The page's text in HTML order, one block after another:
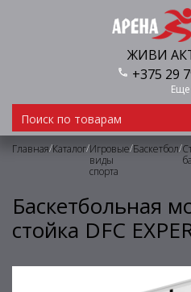
ЖИВИ
+375 29
Еще
Главная/Каталог/Игровые
виды
спорта
/Баскетбол/
Баскетбольная
стойка DFC